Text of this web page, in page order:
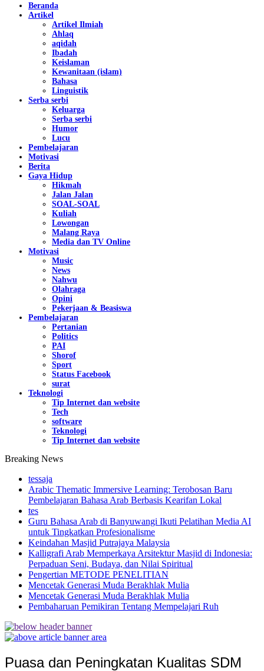
Beranda
Artikel
Artikel Ilmiah
Ahlaq
aqidah
Ibadah
Keislaman
Kewanitaan (islam)
Bahasa
Linguistik
Serba serbi
Keluarga
Serba serbi
Humor
Lucu
Pembelajaran
Motivasi
Berita
Gaya Hidup
Hikmah
Jalan Jalan
SOAL-SOAL
Kuliah
Lowongan
Malang Raya
Media dan TV Online
Motivasi
Music
News
Nahwu
Olahraga
Opini
Pekerjaan & Beasiswa
Pembelajaran
Pertanian
Politics
PAI
Shorof
Sport
Status Facebook
surat
Teknologi
Tip Internet dan website
Tech
software
Teknologi
Tip Internet dan website
Breaking News
tessaja
Arabic Thematic Immersive Learning: Terobosan Baru
Pembelajaran Bahasa Arab Berbasis Kearifan Lokal
tes
Guru Bahasa Arab di Banyuwangi Ikuti Pelatihan Media AI
untuk Tingkatkan Profesionalisme
Keindahan Masjid Putrajaya Malaysia
Kalligrafi Arab Memperkaya Arsitektur Masjid di Indonesia:
Perpaduan Seni, Budaya, dan Nilai Spiritual
Pengertian METODE PENELITIAN
Mencetak Generasi Muda Berakhlak Mulia
Mencetak Generasi Muda Berakhlak Mulia
Pembaharuan Pemikiran Tentang Mempelajari Ruh
Puasa dan Peningkatan Kualitas SDM